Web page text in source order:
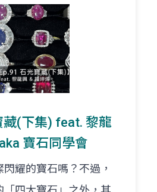
藏(下集) feat. 黎龍
寶石同學會
耀的寶石嗎？不過，